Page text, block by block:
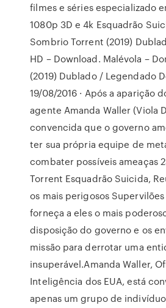
filmes e séries especializado
1080p 3D e 4k Esquadrão
Sombrio Torrent (2019)
HD – Download. Malévola –
(2019) Dublado / Legendado
19/08/2016 · Após a aparição
agente Amanda Waller (Viola
convencida que o governo
ter sua própria equipe de
combater possíveis ameaças
Torrent Esquadrão Suicida,
os mais perigosos
forneça a eles o mais
disposição do governo e os
missão para derrotar uma
insuperável.Amanda Waller,
Inteligência dos EUA, está
apenas um grupo de